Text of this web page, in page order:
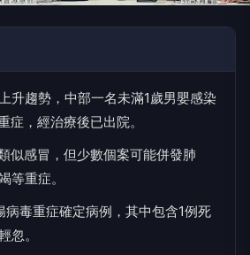
升趨勢，中部一名未滿1歲男嬰感染
症，經治療後已出院。
似感冒，但少數個案可能併發肺
等重症。
病毒重症確定病例，其中包含1例死
忽。